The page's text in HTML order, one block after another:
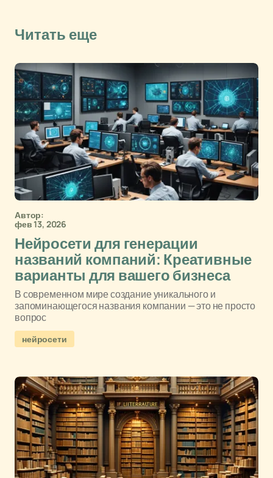
Читать еще
Автор:
фев 13, 2026
Нейросети для генерации
названий компаний: Креативные
варианты для вашего бизнеса
В современном мире создание уникального и
запоминающегося названия компании — это не просто
вопрос
нейросети